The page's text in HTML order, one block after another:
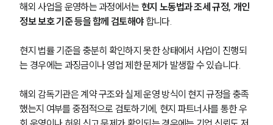
해외 사업을 운영하는 과정에서는 현지 노동법과 조세 규정, 개인
정보 보호 기준 등을 함께 검토해야 합니다.
현지 법률 기준을 충분히 확인하지 못한 상태에서 사업이 진행되
는 경우에는 과징금이나 영업 제한 문제가 발생할 수 있습니다.
해외 감독기관은 계약 구조와 실제 운영 방식이 현지 규정을 충족
했는지 여부를 중점적으로 검토하기에, 현지 파트너사를 통한 우